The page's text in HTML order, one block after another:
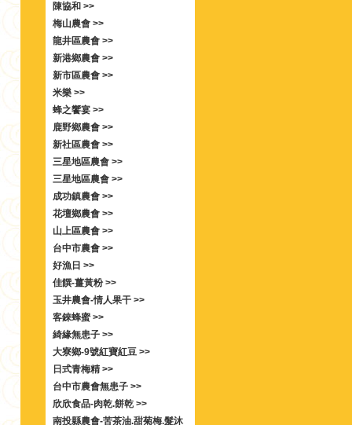
陳協和 >>
梅山農會 >>
龍井區農會 >>
新港鄉農會 >>
新市區農會 >>
米樂 >>
蜂之饗宴 >>
鹿野鄉農會 >>
新社區農會 >>
三星地區農會 >>
三星地區農會 >>
成功鎮農會 >>
花壇鄉農會 >>
山上區農會 >>
台中市農會 >>
好漁日 >>
佳饌-薑黃粉 >>
玉井農會-情人果干 >>
客錸蜂蜜 >>
綺緣無患子 >>
大寮鄉-9號紅寶紅豆 >>
日式青梅精 >>
台中市農會無患子 >>
欣欣食品-肉乾.餅乾 >>
南投縣農會-苦茶油.甜菊梅.髮沐